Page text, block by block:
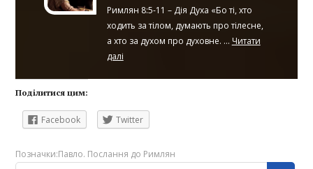
Римлян 8:5-11 – Дія Духа «Бо ті, хто
ходить за тілом, думають про тілесне,
а хто за духом про духовне. ... Читати
далі
Поділитися цим:
Facebook Twitter
Позначки:Павло. Послання до Римлян